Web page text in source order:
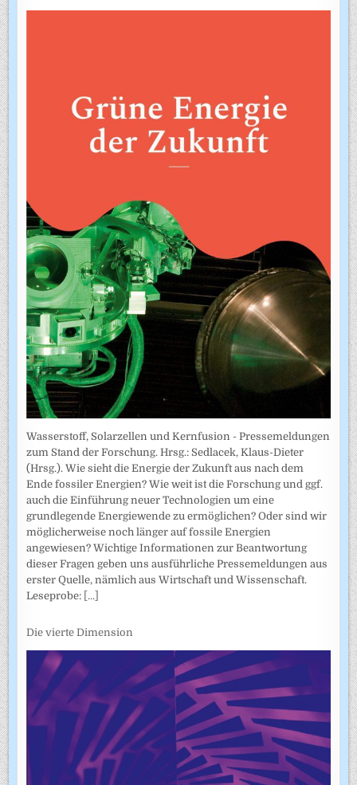
Wasserstoff, Solarzellen und Kernfusion - Pressemeldungen
zum Stand der Forschung. Hrsg.: Sedlacek, Klaus-Dieter
(Hrsg.). Wie sieht die Energie der Zukunft aus nach dem
Ende fossiler Energien? Wie weit ist die Forschung und ggf.
auch die Einführung neuer Technologien um eine
grundlegende Energiewende zu ermöglichen? Oder sind wir
möglicherweise noch länger auf fossile Energien
angewiesen? Wichtige Informationen zur Beantwortung
dieser Fragen geben uns ausführliche Pressemeldungen aus
erster Quelle, nämlich aus Wirtschaft und Wissenschaft.
Leseprobe: [...]
Die vierte Dimension